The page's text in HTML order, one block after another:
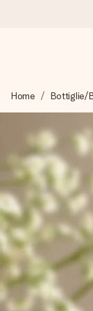
Prepariamo il
4,7
I nostri regali
Biglietto
Realizza
perfetto.
Home Bottiglie/